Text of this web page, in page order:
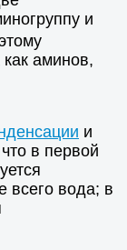
и
аминов,
и
в первой
всего вода; в